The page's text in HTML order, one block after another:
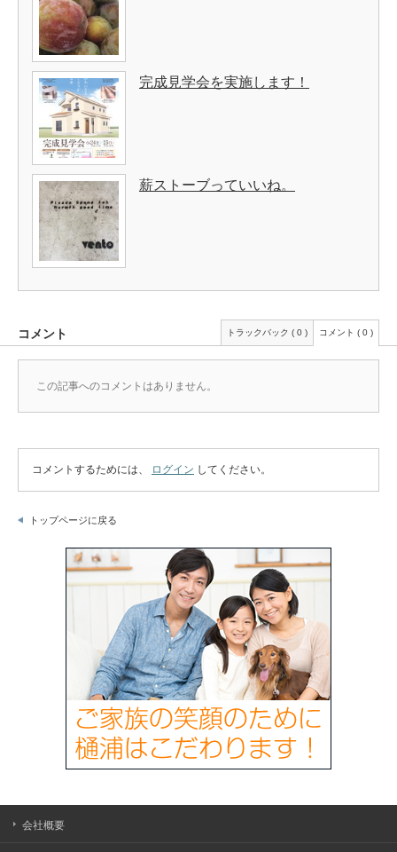
完成見学会を実施します！
薪ストーブっていいね。
コメント トラックバック ( 0 ) コメント ( 0 )
この記事へのコメントはありません。
コメントするためには、 ログイン してください。
トップページに戻る
会社概要